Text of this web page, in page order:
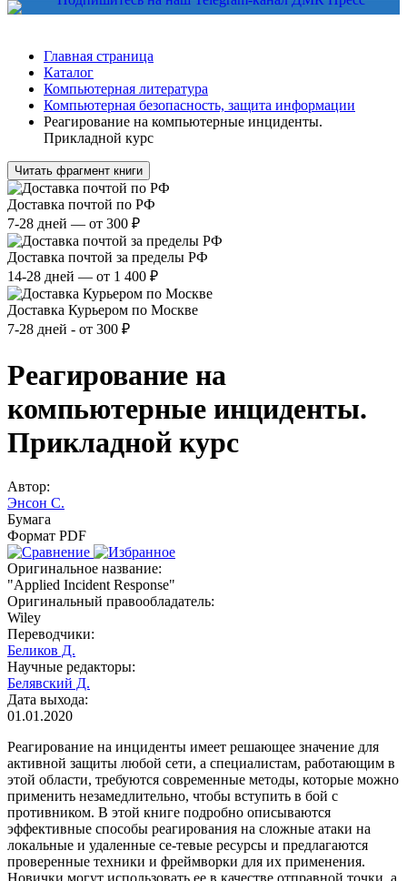
Главная страница
Каталог
Компьютерная литература
Компьютерная безопасность, защита информации
Реагирование на компьютерные инциденты.
Прикладной курс
Читать фрагмент книги
Доставка почтой по РФ
7-28 дней — от 300 ₽
Доставка почтой за пределы РФ
14-28 дней — от 1 400 ₽
Доставка Курьером по Москве
7-28 дней - от 300 ₽
Реагирование на
компьютерные инциденты.
Прикладной курс
Автор:
Энсон С.
Бумага
Формат PDF
Оригинальное название:
"Applied Incident Response"
Оригинальный правообладатель:
Wiley
Переводчики:
Беликов Д.
Научные редакторы:
Белявский Д.
Дата выхода:
01.01.2020
Реагирование на инциденты имеет решающее значение для
активной защиты любой сети, а специалистам, работающим в
этой области, требуются современные методы, которые можно
применить незамедлительно, чтобы вступить в бой с
противником. В этой книге подробно описываются
эффективные способы реагирования на сложные атаки на
локальные и удаленные се-тевые ресурсы и предлагаются
проверенные техники и фреймворки для их применения.